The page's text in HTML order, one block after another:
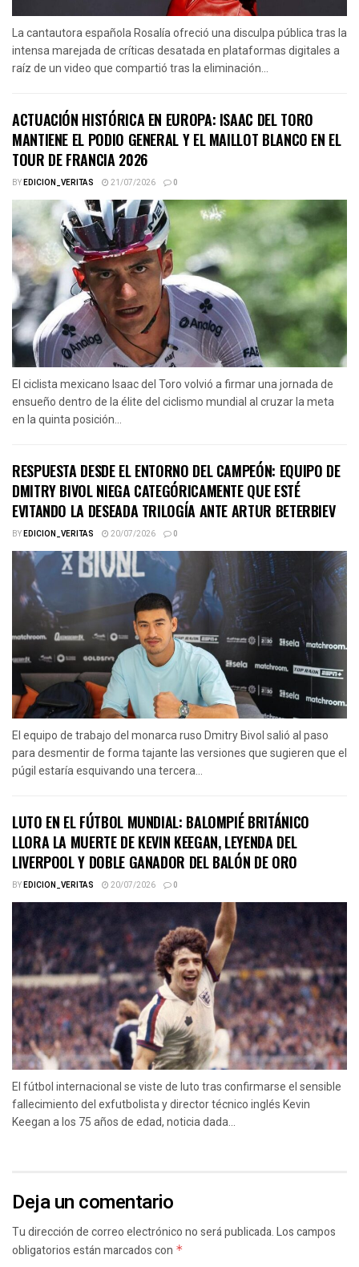
La cantautora española Rosalía ofreció una disculpa pública tras la
intensa marejada de críticas desatada en plataformas digitales a
raíz de un video que compartió tras la eliminación...
ACTUACIÓN HISTÓRICA EN EUROPA: ISAAC DEL TORO
MANTIENE EL PODIO GENERAL Y EL MAILLOT BLANCO EN EL
TOUR DE FRANCIA 2026
BYEDICION_VERITAS 21/07/2026 0
El ciclista mexicano Isaac del Toro volvió a firmar una jornada de
ensueño dentro de la élite del ciclismo mundial al cruzar la meta
en la quinta posición...
RESPUESTA DESDE EL ENTORNO DEL CAMPEÓN: EQUIPO DE
DMITRY BIVOL NIEGA CATEGÓRICAMENTE QUE ESTÉ
EVITANDO LA DESEADA TRILOGÍA ANTE ARTUR BETERBIEV
BYEDICION_VERITAS 20/07/2026 0
El equipo de trabajo del monarca ruso Dmitry Bivol salió al paso
para desmentir de forma tajante las versiones que sugieren que el
púgil estaría esquivando una tercera...
LUTO EN EL FÚTBOL MUNDIAL: BALOMPIÉ BRITÁNICO
LLORA LA MUERTE DE KEVIN KEEGAN, LEYENDA DEL
LIVERPOOL Y DOBLE GANADOR DEL BALÓN DE ORO
BYEDICION_VERITAS 20/07/2026 0
El fútbol internacional se viste de luto tras confirmarse el sensible
fallecimiento del exfutbolista y director técnico inglés Kevin
Keegan a los 75 años de edad, noticia dada...
Deja un comentario
Tu dirección de correo electrónico no será publicada.Los campos
obligatorios están marcados con *